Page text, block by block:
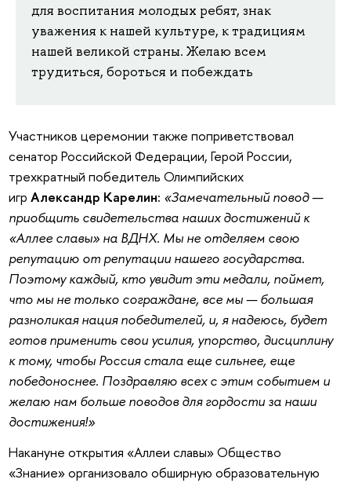
для воспитания молодых ребят, знак
уважения к нашей культуре, к традициям
нашей великой страны. Желаю всем
трудиться, бороться и побеждать
Участников церемонии также поприветствовал
сенатор Российской Федерации, Герой России,
трехкратный победитель Олимпийских
игр Александр Карелин: «Замечательный повод —
приобщить свидетельства наших достижений к
«Аллее славы» на ВДНХ. Мы не отделяем свою
репутацию от репутации нашего государства.
Поэтому каждый, кто увидит эти медали, поймет,
что мы не только сограждане, все мы — большая
разноликая нация победителей, и, я надеюсь, будет
готов применить свои усилия, упорство, дисциплину
к тому, чтобы Россия стала еще сильнее, еще
победоноснее. Поздравляю всех с этим событием и
желаю нам больше поводов для гордости за наши
достижения!»
Накануне открытия «Аллеи славы» Общество
«Знание» организовало обширную образовательную